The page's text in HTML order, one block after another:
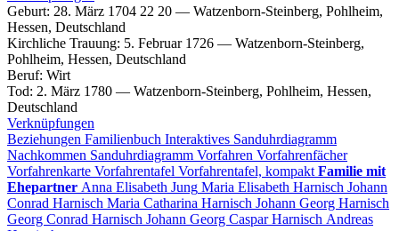
Geburt: 28. März 1704 22 20 — Watzenborn-Steinberg, Pohlheim,
Hessen, Deutschland
Kirchliche Trauung: 5. Februar 1726 — Watzenborn-Steinberg,
Pohlheim, Hessen, Deutschland
Beruf: Wirt
Tod: 2. März 1780 — Watzenborn-Steinberg, Pohlheim, Hessen,
Deutschland
Verknüpfungen
Beziehungen Familienbuch Interaktives Sanduhrdiagramm
Nachkommen Sanduhrdiagramm Vorfahren Vorfahrenfächer
Vorfahrenkarte Vorfahrentafel Vorfahrentafel, kompakt Familie mit
Ehepartner Anna Elisabeth Jung Maria Elisabeth Harnisch Johann
Conrad Harnisch Maria Catharina Harnisch Johann Georg Harnisch
Georg Conrad Harnisch Johann Georg CasparHarnisch Andreas